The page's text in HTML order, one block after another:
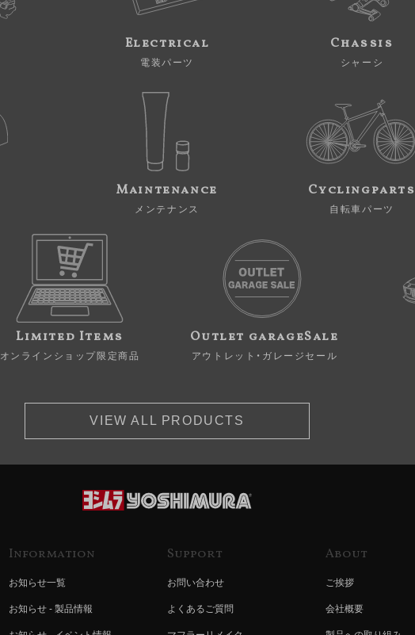
Electrical
電装パーツ
Chassis
シャーシ
Maintenance
メンテナンス
Cyclingparts
自転車パーツ
Limited Items
オンラインショップ限定商品
Outlet garageSale
アウトレット・ガレージセール
VIEW ALL PRODUCTS
Information
お知らせ一覧
お知らせ - 製品情報
Support
お問い合わせ
よくあるご質問
About
ご挨拶
会社概要